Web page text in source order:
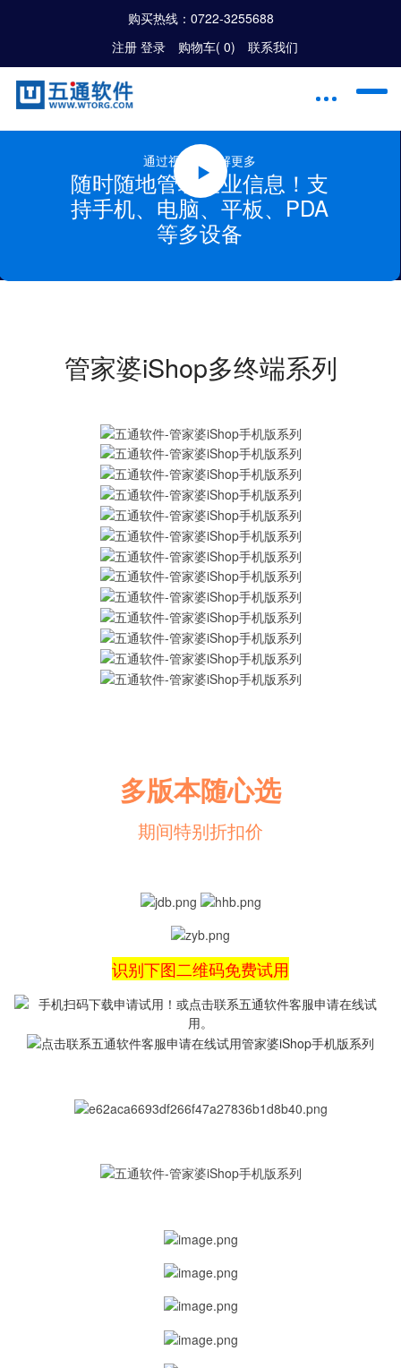
购买热线： 0722-3255688
注册 登录 购物车( 0) 联系我们
通过视频，了解更多
随时随地管理企业信息！支
持手机、电脑、平板、PDA
等多设备
管家婆iShop多终端系列
多版本随心选
期间特别折扣价
识别下图二维码免费试用